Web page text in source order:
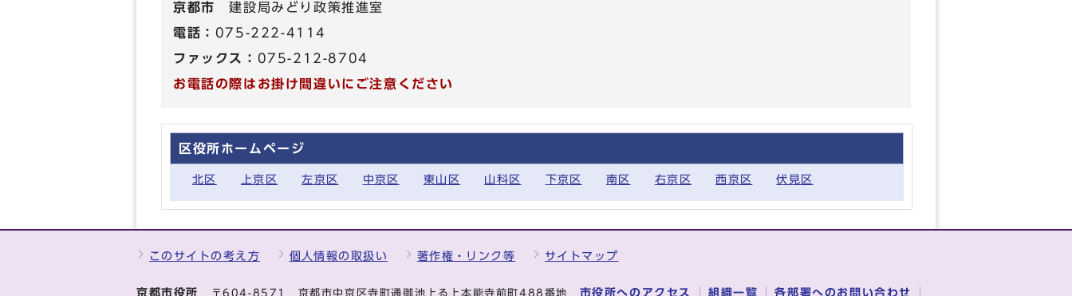
京都市建設局みどり政策推進室
電話： 075-222-4114
ファックス： 075-212-8704
お電話の際はお掛け間違いにご注意ください
区役所ホームページ
北区 上京区 左京区 中京区 東山区 山科区 下京区 南区 右京区 西京区 伏見区
このサイトの考え方 個人情報の取扱い 著作権・リンク等 サイトマップ
京都市役所 〒604-8571 京都市中京区寺町通御池上る上本能寺前町488番地 市役所へのアクセス 組織一覧 各部署へのお問い合わせ